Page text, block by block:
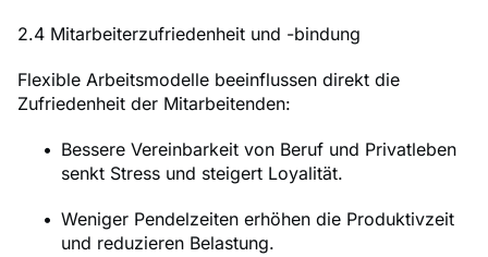
2.4 Mitarbeiterzufriedenheit und -bindung
Flexible Arbeitsmodelle beeinflussen direkt die
Zufriedenheit der Mitarbeitenden:
Bessere Vereinbarkeit von Beruf und Privatleben
senkt Stress und steigert Loyalität.
Weniger Pendelzeiten erhöhen die Produktivzeit
und reduzieren Belastung.